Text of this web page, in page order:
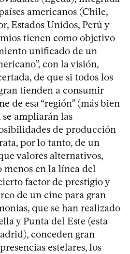
americanos (Chile,
Estados Unidos, Perú y
tienen como objetivo
unificado de un
con la visión,
de que si todos los
tienden a consumir
de esa “región” (más bien
ampliarán las
de producción
por lo tanto, de un
valores alternativos,
menos en la línea del
factor de prestigio y
de un cine para gran
que se han realizado
y Punta del Este (esta
conceden gran
estelares, los